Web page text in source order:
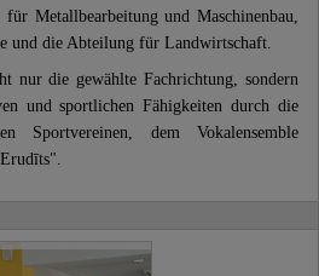
Metallbearbeitung und Maschinenbau,
und die Abteilung für Landwirtschaft.
nur die gewählte Fachrichtung, sondern
und sportlichen Fähigkeiten durch die
Sportvereinen, dem Vokalensemble